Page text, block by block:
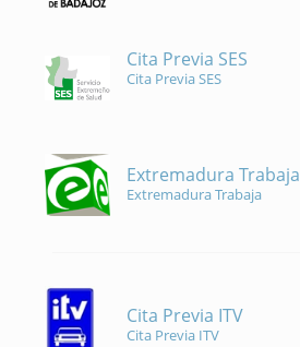
Cita Previa SES
Cita Previa SES
Extremadura Trabaja
Extremadura Trabaja
Cita Previa ITV
Cita Previa ITV